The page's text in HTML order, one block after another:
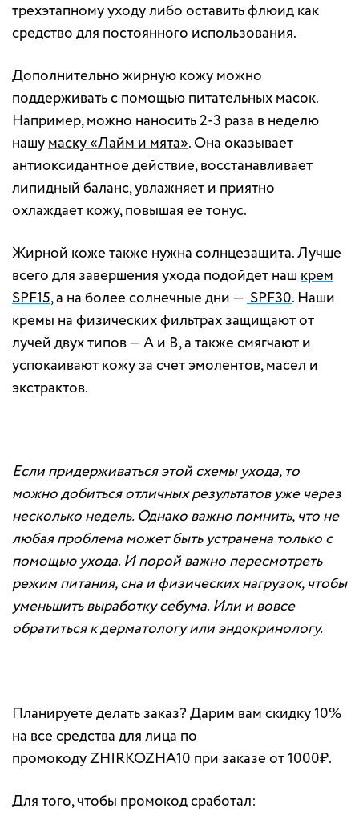
трехэтапному уходу либо оставить флюид как
средство для постоянного использования.
Дополнительно жирную кожу можно
поддерживать с помощью питательных масок.
Например, можно наносить 2-3 раза в неделю
нашумаску «Лайм и мята». Она оказывает
антиоксидантное действие, восстанавливает
липидный баланс, увлажняет и приятно
охлаждает кожу, повышая ее тонус.
Жирной коже также нужна солнцезащита. Лучше
всего для завершения ухода подойдет нашкрем
SPF15, а на более солнечные дни —SPF30. Наши
кремы на физических фильтрах защищают от
лучей двух типов — A и В, а также смягчают и
успокаивают кожу за счет эмолентов, масел и
экстрактов.
Если придерживаться этой схемы ухода, то
можно добиться отличных результатов уже через
несколько недель. Однако важно помнить, что не
любая проблема может быть устранена только с
помощью ухода. И порой важно пересмотреть
режим питания, сна и физических нагрузок, чтобы
уменьшить выработку себума. Или и вовсе
обратиться к дерматологу или эндокринологу.
Планируете делать заказ? Дарим вам скидку 10%
на все средства для лица по
промокоду ZHIRKOZHA10 при заказе от 1000₽.
Для того, чтобы промокод сработал: